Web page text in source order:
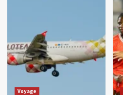
Voyage